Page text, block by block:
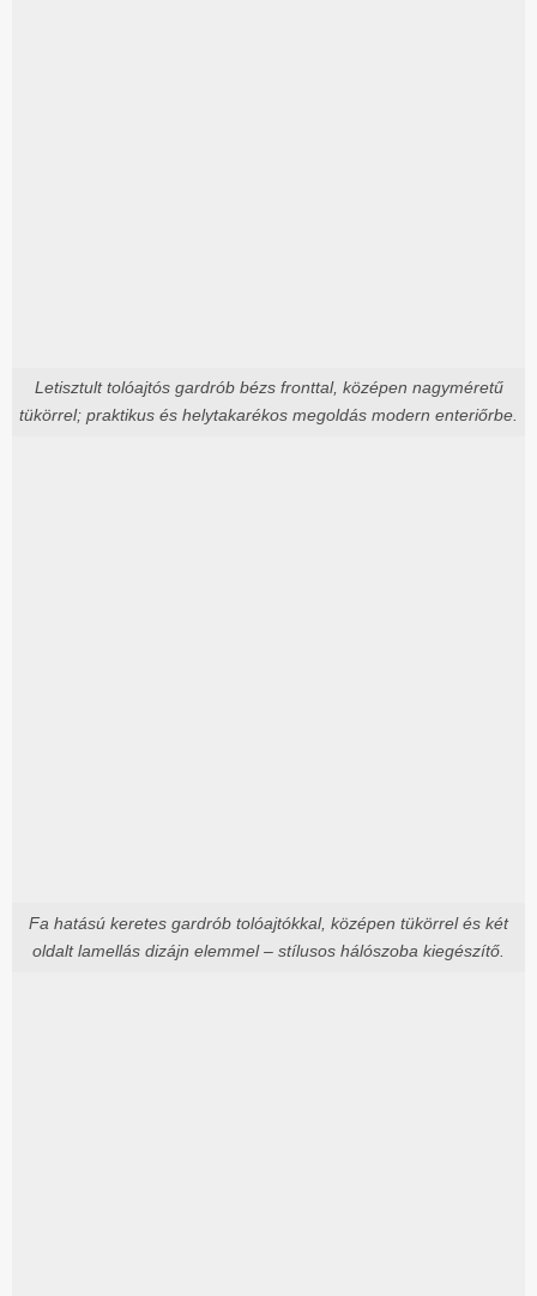
Letisztult tolóajtós gardrób bézs fronttal, középen nagyméretű
tükörrel; praktikus és helytakarékos megoldás modern enteriőrbe.
Fa hatású keretes gardrób tolóajtókkal, középen tükörrel és két
oldalt lamellás dizájn elemmel – stílusos hálószoba kiegészítő.